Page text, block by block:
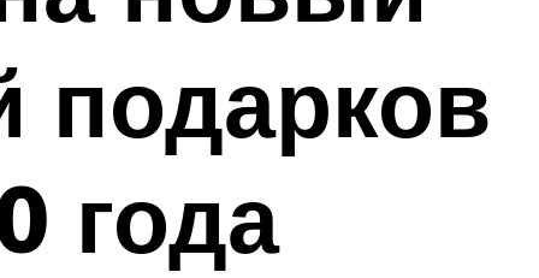
подарков
года